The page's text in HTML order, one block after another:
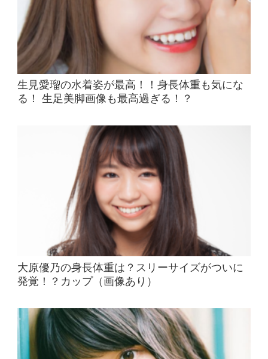
生見愛瑠の水着姿が最高！！身長体重も気にな
る！ 生足美脚画像も最高過ぎる！？
大原優乃の身長体重は？スリーサイズがついに
発覚！？カップ（画像あり）